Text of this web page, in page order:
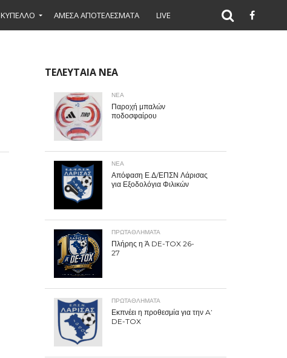
ΚΥΠΕΛΛΟ ΑΜΕΣΑ ΑΠΟΤΕΛΕΣΜΑΤΑ LIVE
ΤΕΛΕΥΤΑΙΑ ΝΕΑ
ΝΕΑ
Παροχή μπαλών
ποδοσφαίρου
ΝΕΑ
Απόφαση Ε.Δ/ΕΠΣΝ Λάρισας
για Εξοδολόγια Φιλικών
ΠΡΩΤΑΘΛΉΜΑΤΑ
Πλήρης η Ά DE-TOX 26-
27
ΠΡΩΤΑΘΛΉΜΑΤΑ
Εκπνέει η προθεσμία για την A’
DE-TOX